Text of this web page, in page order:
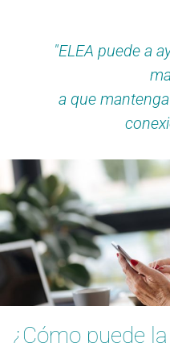
"ELEA puede a
a que
¿Cómo puede